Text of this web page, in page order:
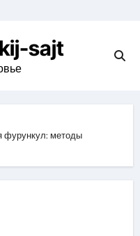
sajt
фурункул: методы